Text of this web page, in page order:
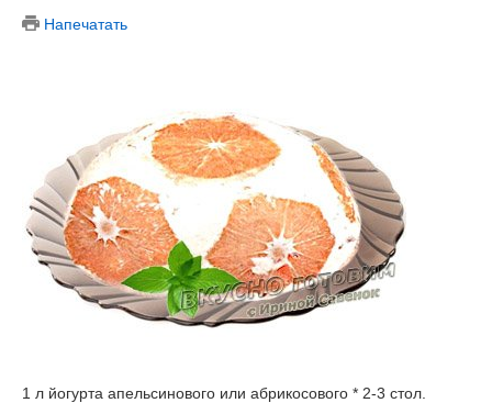
Напечатать
1 л йогурта апельсинового или абрикосового * 2-3 стол.